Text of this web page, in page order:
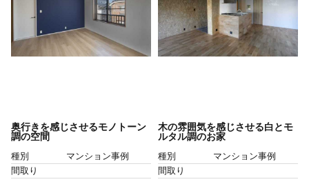
奥行きを感じさせるモノトーン
調の空間
種別
マンション事例
間取り
木の雰囲気を感じさせる白とモ
ルタル調のお家
種別
マンション事例
間取り